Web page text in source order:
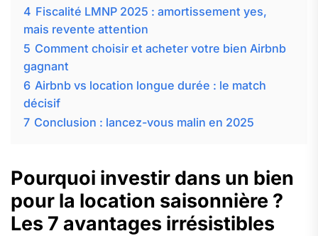
4 Fiscalité LMNP 2025 : amortissement yes,
mais revente attention
5 Comment choisir et acheter votre bien Airbnb
gagnant
6 Airbnb vs location longue durée : le match
décisif
7 Conclusion : lancez-vous malin en 2025
Pourquoi investir dans un bien
pour la location saisonnière ?
Les 7 avantages irrésistibles